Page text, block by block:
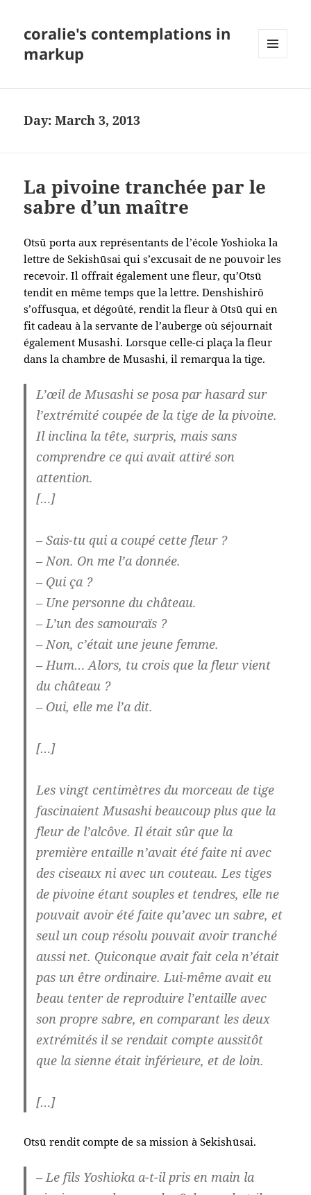
coralie's contemplations in
markup
Day:March 3, 2013
La pivoine tranchée par le
sabre d’un maître
Otsū porta aux représentants de l’école Yoshioka la
lettre de Sekishūsai qui s’excusait de ne pouvoir les
recevoir. Il offrait également une fleur, qu’Otsū
tendit en même temps que la lettre. Denshishirō
s’offusqua, et dégoûté, rendit la fleur à Otsū qui en
fit cadeau à la servante de l’auberge où séjournait
également Musashi. Lorsque celle-ci plaça la fleur
dans la chambre de Musashi, il remarqua la tige.
L’œil de Musashi se posa par hasard sur
l’extrémité coupée de la tige de la pivoine.
Il inclina la tête, surpris, mais sans
comprendre ce qui avait attiré son
attention.
[…]
– Sais-tu qui a coupé cette fleur ?
– Non. On me l’a donnée.
– Qui ça ?
– Une personne du château.
– L’un des samouraïs ?
– Non, c’était une jeune femme.
– Hum… Alors, tu crois que la fleur vient
du château ?
– Oui, elle me l’a dit.
[…]
Les vingt centimètres du morceau de tige
fascinaient Musashi beaucoup plus que la
fleur de l’alcôve. Il était sûr que la
première entaille n’avait été faite ni avec
des ciseaux ni avec un couteau. Les tiges
de pivoine étant souples et tendres, elle ne
pouvait avoir été faite qu’avec un sabre, et
seul un coup résolu pouvait avoir tranché
aussi net. Quiconque avait fait cela n’était
pas un être ordinaire. Lui-même avait eu
beau tenter de reproduire l’entaille avec
son propre sabre, en comparant les deux
extrémités il se rendait compte aussitôt
que la sienne était inférieure, et de loin.
[…]
Otsū rendit compte de sa mission à Sekishūsai.
– Le fils Yoshioka a-t-il pris en main la